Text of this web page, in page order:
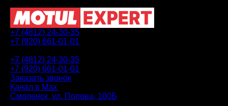
+7 (4812) 24-30-35
+7 (920) 661-01-01
+7 (4812) 24-30-35
+7 (920) 661-01-01
Заказать звонок
Канал в Max
Смоленск, ул. Попова, 100Б